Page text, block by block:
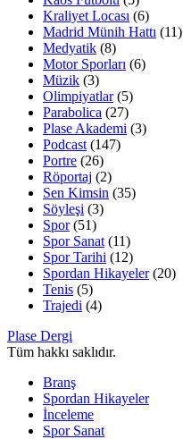
Kraliyet Locası (6)
Madrid Münih Hattı (11)
Medyatik (8)
Motor Sporları (6)
Müzik (3)
Olimpiyatlar(5)
Parabolica (27)
Plase Akademi (3)
Podcast (147)
Portre (26)
Röportaj (2)
Sen Kimsin (35)
Söyleşi (3)
Spor(51)
Spor Sanat (11)
Spor Tarihi (12)
Spordan Hikayeler(20)
Tenis (5)
Trajedi (4)
Plase Dergi
Tüm hakkı saklıdır.
Branş
Spordan Hikayeler
İnceleme
Spor Sanat